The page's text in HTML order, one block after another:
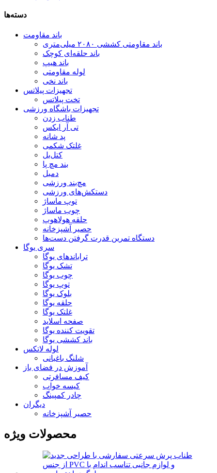
دسته‌ها
باند مقاومت
باند مقاومتی کششی ۲۰۸۰ میلی‌متری
باند حلقه‌ای کوچک
باند هیپ
لوله مقاومتی
باند نخی
تجهیزات پیلاتس
تخت پیلاتس
تجهیزات باشگاه ورزشی
طناب زدن
تی آر ایکس
پد شانه
غلتک شکمی
کتل‌بل
بند مچ پا
دمبل
مچ‌بند ورزشی
دستکش‌های ورزشی
توپ ماساژ
چوب ماساژ
حلقه هولاهوپ
حصیر آشپزخانه
دستگاه تمرین قدرت گرفتن دست‌ها
سری یوگا
تراباندهای یوگا
تشک یوگا
چوب یوگا
توپ یوگا
بلوک یوگا
حلقه یوگا
غلتک یوگا
صفحه اسلاید
تقویت کننده یوگا
باند کششی یوگا
لوله لاتکس
شلنگ باغبانی
آموزش در فضای باز
کیف مسافرتی
کیسه خواب
چادر کمپینگ
دیگران
حصیر آشپزخانه
محصولات ویژه